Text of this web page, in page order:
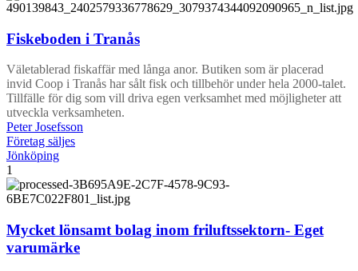
Fiskeboden i Tranås
Väletablerad fiskaffär med långa anor. Butiken som är placerad
invid Coop i Tranås har sålt fisk och tillbehör under hela 2000-talet.
Tillfälle för dig som vill driva egen verksamhet med möjligheter att
utveckla verksamheten.
Peter Josefsson
Företag säljes
Jönköping
1
Mycket lönsamt bolag inom friluftssektorn- Eget
varumärke